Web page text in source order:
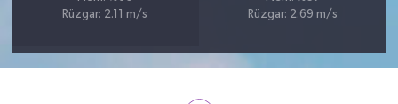
Rüzgar: 2.11 m/s
Rüzgar: 2.69 m/s